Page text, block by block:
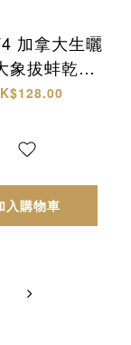
加拿大生曬
象拔蚌乾
非原隻有腌
禮盒✨
入購物車